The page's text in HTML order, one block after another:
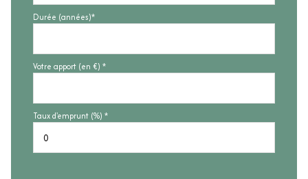
Durée (années)*
Votre apport (en €) *
Taux d'emprunt (%) *